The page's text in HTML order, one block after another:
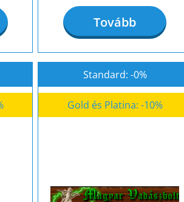
Tovább
Standard: -0%
Gold és Platina: -10%